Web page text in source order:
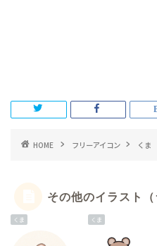
HOME フリーアイコン くま
その他のイラスト（
くま くま